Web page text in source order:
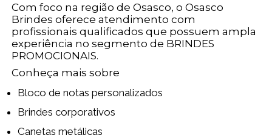
Com foco na região de Osasco, o Osasco
Brindes oferece atendimento com
profissionais qualificados que possuem ampla
experiência no segmento de BRINDES
PROMOCIONAIS.
Conheça mais sobre
Bloco de notas personalizados
Brindes corporativos
Canetas metálicas